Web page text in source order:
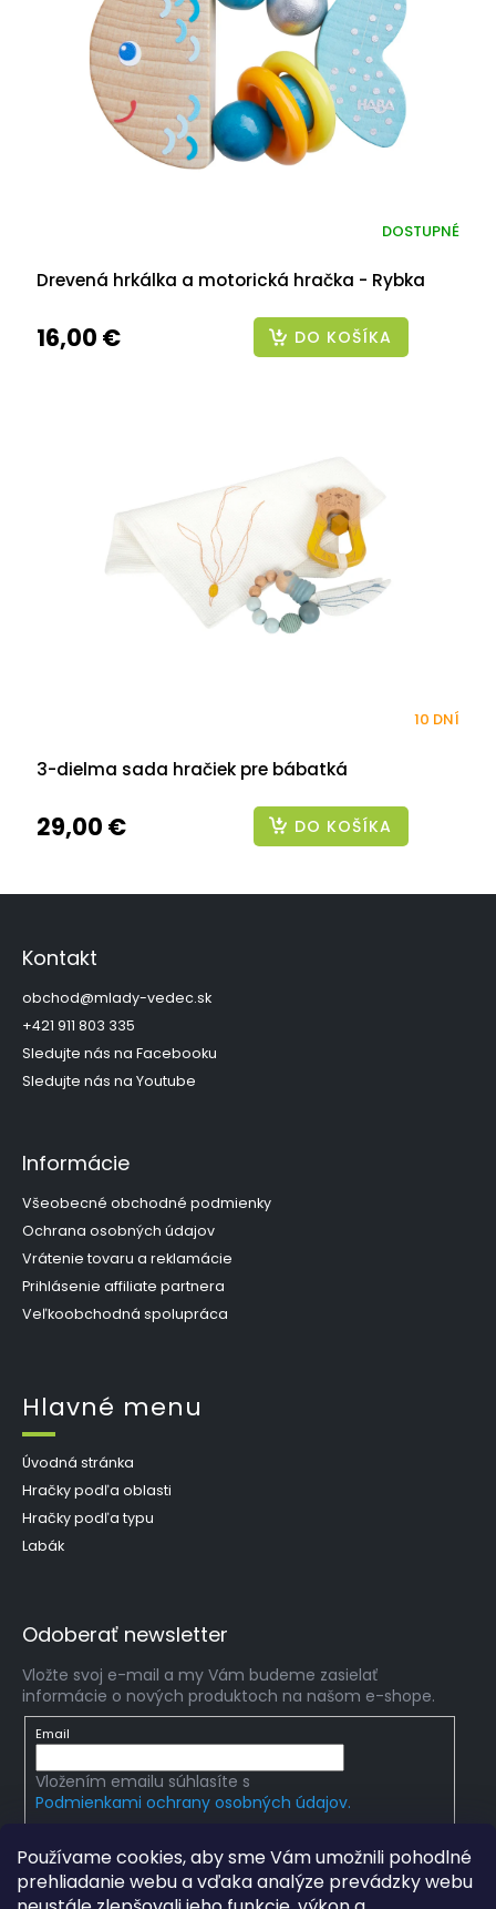
Používame cookies, aby sme Vám umožnili pohodlné
prehliadanie webu a vďaka analýze prevádzky webu
Drevená hrkálka a motorická hračka - Rybka
DOSTUPNÉ
16,00 € DO KOŠÍKA
3-dielma sada hračiek pre bábatká
10 DNÍ
29,00 € DO KOŠÍKA
Z
Kontakt
obchod@mlady-vedec.sk
+421 911 803 335
Sledujte nás na Facebooku
Sledujte nás na Youtube
Informácie
Všeobecné obchodné podmienky
Ochrana osobných údajov
Vrátenie tovaru a reklamácie
Prihlásenie affiliate partnera
Veľkoobchodná spolupráca
Hlavné menu
Úvodná stránka
Hračky podľa oblasti
Hračky podľa typu
Labák
Odoberať newsletter
Vložte svoj e-mail a my Vám budeme zasielať
informácie o nových produktoch na našom e-shope.
Email
Vložením emailu súhlasíte s
Podmienkami ochrany osobných údajov.